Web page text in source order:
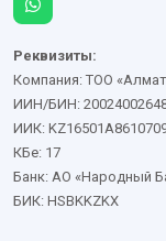
Реквизиты:
Компания: ТОО
ИИН/БИН:
ИИК:
КБе: 17
Банк: АО «Народный
БИК: HSBKKZKX